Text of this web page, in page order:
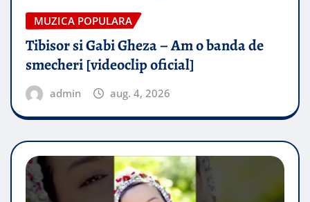
MUZICA POPULARA
Tibisor si Gabi Gheza – Am o banda de
smecheri [videoclip oficial]
admin aug. 4, 2026